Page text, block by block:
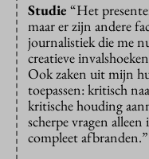
Studie “Het
maar er zijn andere
journalistiek die me
creatieve
Ook zaken uit mijn
toepassen: kritisch
kritische houding
scherpe vragen
compleet afbranden.”